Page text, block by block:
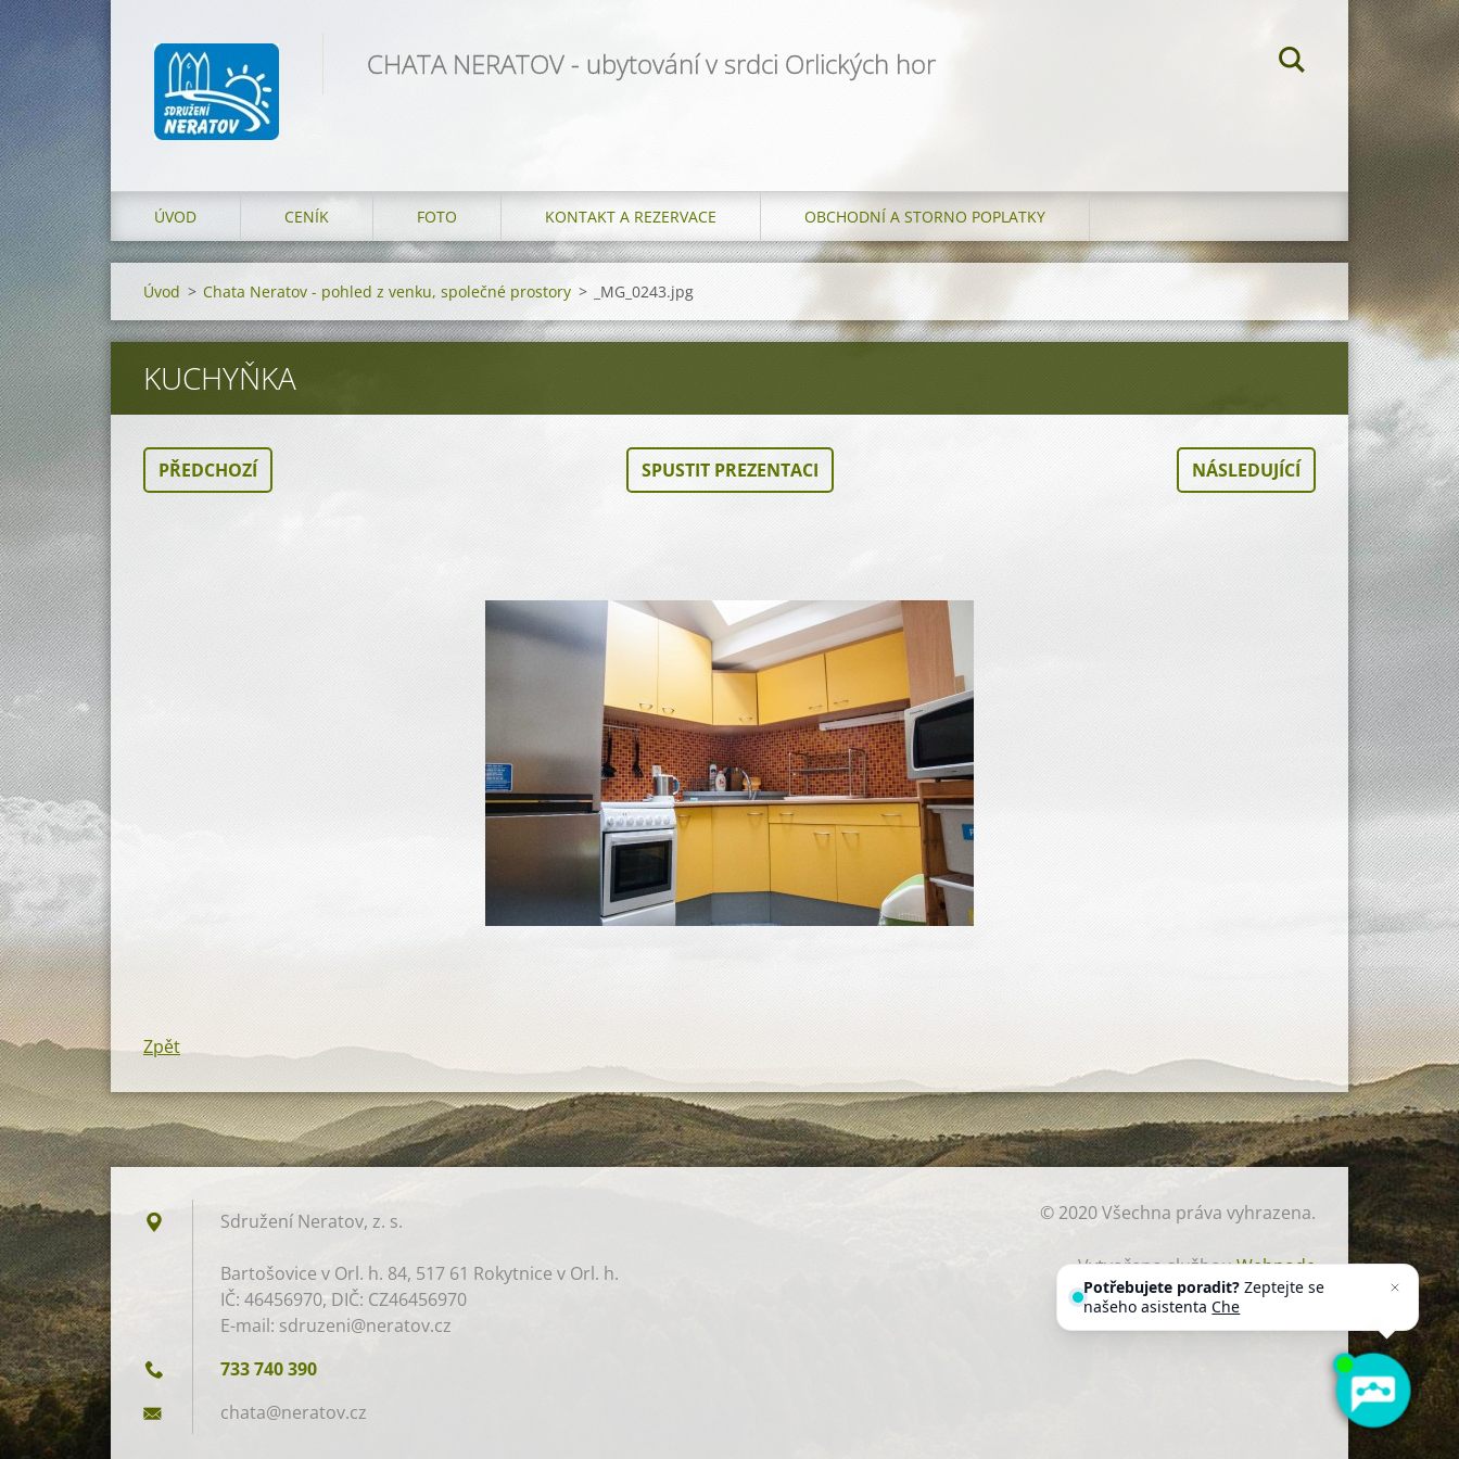
CHATA NERATOV - ubytování v srdci Orlických hor
ÚVOD CENÍK FOTO KONTAKT A REZERVACE OBCHODNÍ A STORNO POPLATKY
Úvod > Chata Neratov - pohled z venku, společné prostory > _MG_0243.jpg
KUCHYŇKA
PŘEDCHOZÍ SPUSTIT PREZENTACI NÁSLEDUJÍCÍ
Zpět
Sdružení Neratov, z. s.​
Bartošovice v Orl. h. 84, 517 61 Rokytnice v Orl. h.
IČ: 46456970, DIČ: CZ46456970
E-mail: sdruzeni@neratov.cz
733 740 390
chata@neratov.cz
© 2020 Všechna práva vyhrazena.
Vytvořeno službouWebnode
Potřebujete poradit? Zeptejte se
našeho asistentaChettyho